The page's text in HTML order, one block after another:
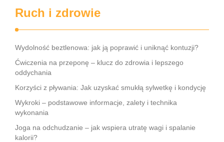
Ruch i zdrowie
Wydolność beztlenowa: jak ją poprawić i uniknąć kontuzji?
Ćwiczenia na przeponę – klucz do zdrowia i lepszego
oddychania
Korzyści z pływania: Jak uzyskać smukłą sylwetkę i kondycję
Wykroki – podstawowe informacje, zalety i technika
wykonania
Joga na odchudzanie – jak wspiera utratę wagi i spalanie
kalorii?